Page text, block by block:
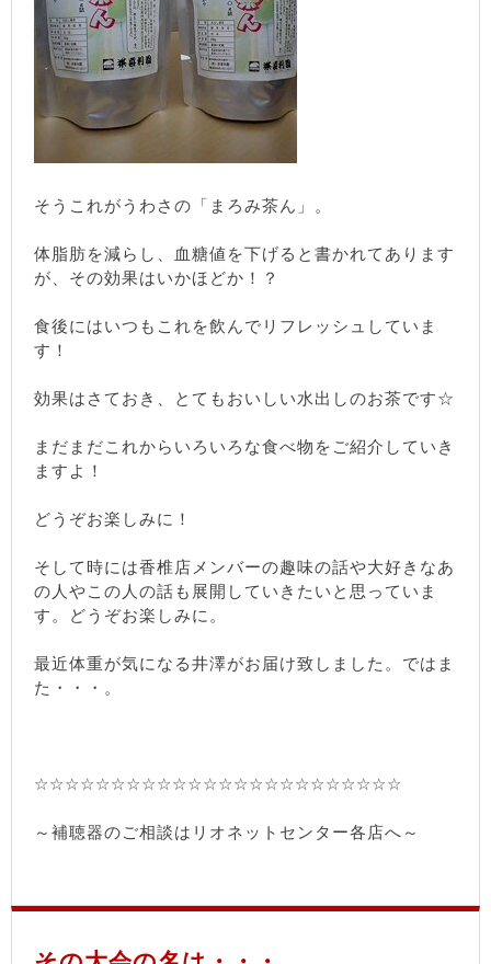
そうこれがうわさの「まろみ茶ん」。
体脂肪を減らし、血糖値を下げると書かれてあります
が、その効果はいかほどか！？
食後にはいつもこれを飲んでリフレッシュしていま
す！
効果はさておき、とてもおいしい水出しのお茶です☆
まだまだこれからいろいろな食べ物をご紹介していき
ますよ！
どうぞお楽しみに！
そして時には香椎店メンバーの趣味の話や大好きなあ
の人やこの人の話も展開していきたいと思っていま
す。どうぞお楽しみに。
最近体重が気になる井澤がお届け致しました。ではま
た・・・。
☆☆☆☆☆☆☆☆☆☆☆☆☆☆☆☆☆☆☆☆☆☆☆☆
～補聴器のご相談はリオネットセンター各店へ～